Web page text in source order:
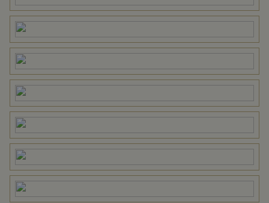
Perceelnaam Lochem O 113
Oppervlakte 10270 m²
Eigendomssituatie
Perceel LCM00-O-113
Omvang Geheel perceel